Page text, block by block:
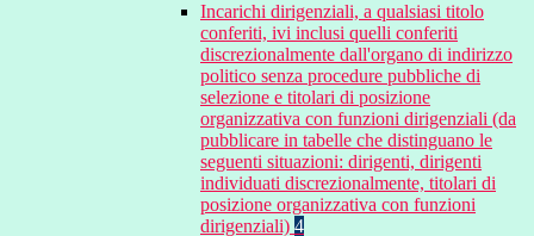
Incarichi dirigenziali, a qualsiasi titolo
conferiti, ivi inclusi quelli conferiti
discrezionalmente dall'organo di indirizzo
politico senza procedure pubbliche di
selezione e titolari di posizione
organizzativa con funzioni dirigenziali (da
pubblicare in tabelle che distinguano le
seguenti situazioni: dirigenti, dirigenti
individuati discrezionalmente, titolari di
posizione organizzativa con funzioni
dirigenziali) 4